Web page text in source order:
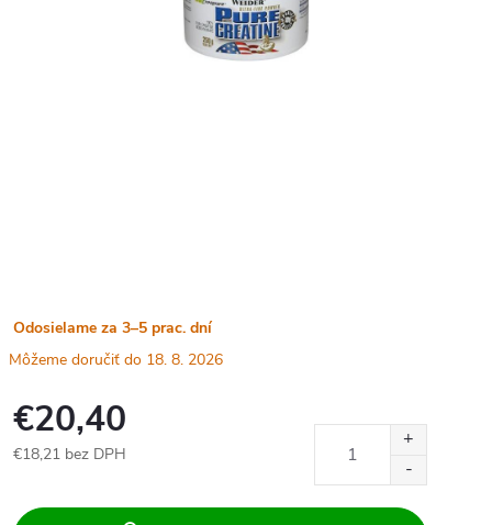
Odosielame za 3–5 prac. dní
18. 8. 2026
€20,40
€18,21 bez DPH
cena: